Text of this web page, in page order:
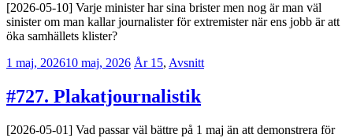
[2026-05-10] Varje minister har sina brister men nog är man väl
sinister om man kallar journalister för extremister när ens jobb är att
öka samhällets klister?
1 maj, 202610 maj, 2026 Erik
År 15, Avsnitt
#727. Plakatjournalistik
[2026-05-01] Vad passar väl bättre på 1 maj än att demonstrera för